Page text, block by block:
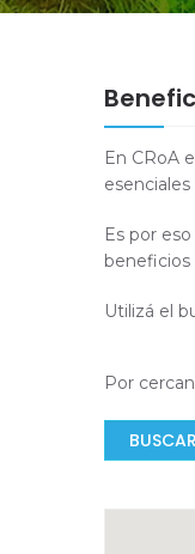
En CRoA
Es por
beneficios
Utilizá el
Por